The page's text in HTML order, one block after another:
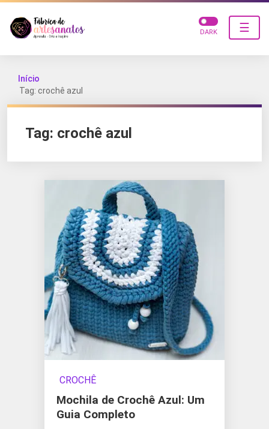
☰
DARK
Início
Tag: crochê azul
Tag: crochê azul
CROCHÊ
Mochila de Crochê Azul: Um
Guia Completo